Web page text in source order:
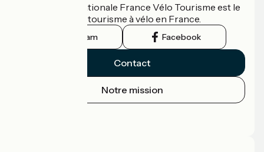
L'association nationale France Vélo Tourisme est le
guide officiel du tourisme à vélo en France.
Instagram Facebook
Contact
Notre mission